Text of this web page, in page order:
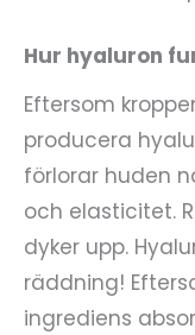
Hur hyaluron
Eftersom
producera
förlorar huden
och elasticitet.
dyker upp.
räddning!
ingrediens